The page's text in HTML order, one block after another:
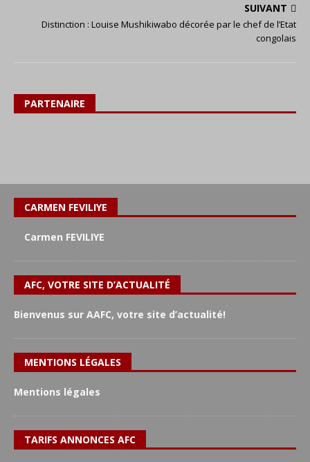
SUIVANT
Distinction : Louise Mushikiwabo décorée par le chef de l’Etat
congolais
PARTENAIRE
CARMEN FEVILIYE
Carmen FEVILIYE
AFC, VOTRE SITE D’ACTUALITÉ
Bienvenus sur AAFC, votre site d’actualité!
MENTIONS LÉGALES
Mentions légales
TARIFS ANNONCES AFC